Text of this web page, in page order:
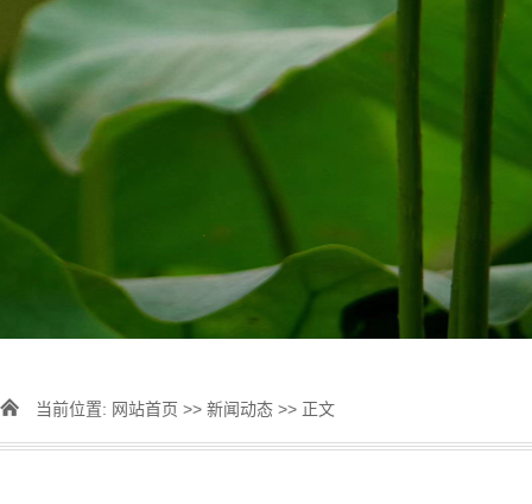
当前位置: 网站首页 >> 新闻动态 >> 正文